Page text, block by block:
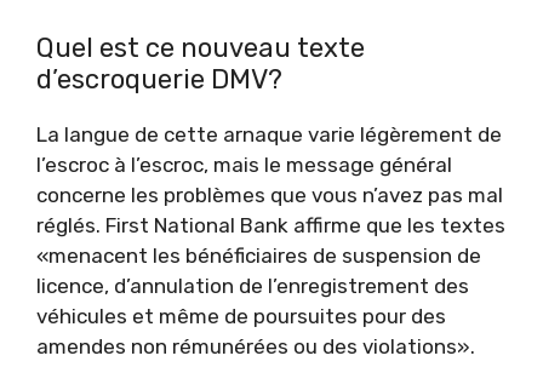
Quel est ce nouveau texte
d’escroquerie DMV?
La langue de cette arnaque varie légèrement de
l’escroc à l’escroc, mais le message général
concerne les problèmes que vous n’avez pas mal
réglés. First National Bank affirme que les textes
«menacent les bénéficiaires de suspension de
licence, d’annulation de l’enregistrement des
véhicules et même de poursuites pour des
amendes non rémunérées ou des violations».